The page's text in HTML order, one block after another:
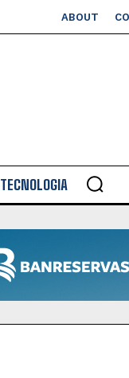
ABOUT
TECNOLOGIA